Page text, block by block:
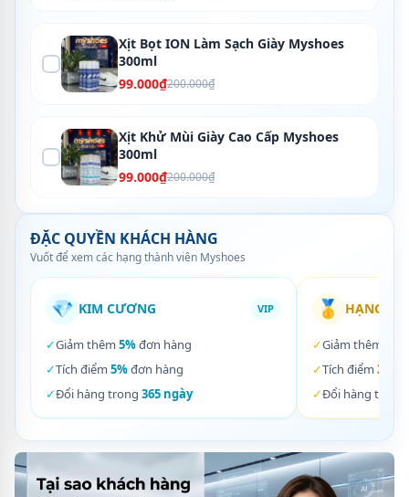
Xịt Bọt ION Làm Sạch Giày Myshoes
300ml
99.000₫200.000₫
Xịt Khử Mùi Giày Cao Cấp Myshoes
300ml
99.000₫200.000₫
ĐẶC QUYỀN KHÁCH HÀNG
Vuốt để xem các hạng thành viên Myshoes
💎 KIM CƯƠNG VIP
✓Giảm thêm 5%đơn hàng
✓Tích điểm 5%đơn hàng
✓Đổi hàng trong 365 ngày
🥇 HẠNG
✓Giảm thêm
✓Tích điểm 3%
✓Đổi hàng trong